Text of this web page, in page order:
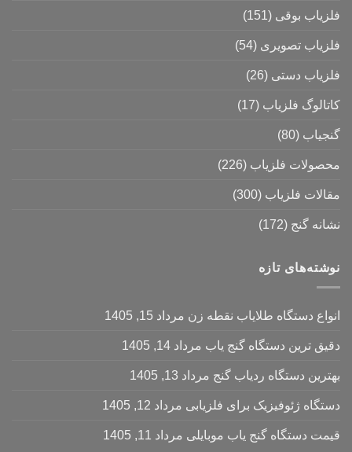
فلزیاب بوقی (151)
فلزیاب تصویری (54)
فلزیاب دستی (26)
کاتالوگ فلزیاب (17)
گنجیاب (80)
محصولات فلزیاب (226)
مقالات فلزیاب (300)
نشانه گنج (172)
نوشته‌های تازه
انواع دستگاه طلایاب نقطه زن مرداد 15, 1405
دقیق ترین دستگاه گنج یاب مرداد 14, 1405
بهترین دستگاه ردیاب گنج مرداد 13, 1405
دستگاه ژئوفیزیک برای فلزیابی مرداد 12, 1405
قیمت دستگاه گنج یاب موبایلی مرداد 11, 1405